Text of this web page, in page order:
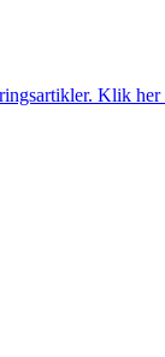
Klik her